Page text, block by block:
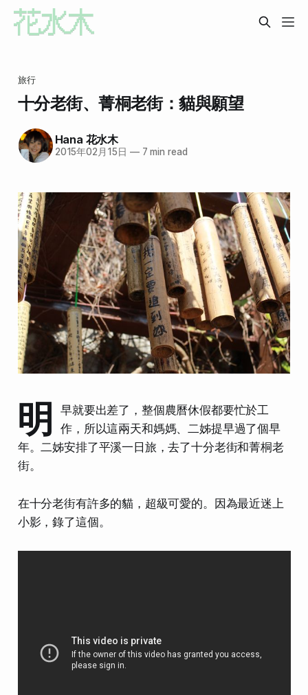
旅行
十分老街、菁桐老街：貓與願望
Hana 花水木
2015年02月15日 —7 min read
明
早就要出差了，整個農曆休假都要忙於工
作，所以這兩天和媽媽、二姊提早過了個早
年。二姊安排了平溪一日旅，去了十分老街和菁桐老
街。
在十分老街有許多的貓，超級可愛的。因為最近迷上
小影，錄了這個。